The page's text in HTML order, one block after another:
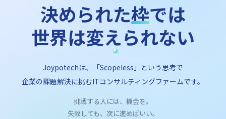
決められた枠では
世界は変えられない
Joypotechは、「Scopeless」という思考で
企業の課題解決に挑むITコンサルティングファームです。
挑戦する人には、機会を。
失敗しても、次に進めばいい。